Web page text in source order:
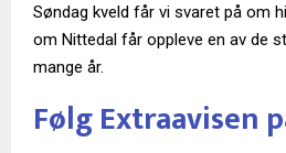
Søndag kveld får vi svaret på om
om Nittedal får oppleve en av de
mange år.
Følg Extraavisen